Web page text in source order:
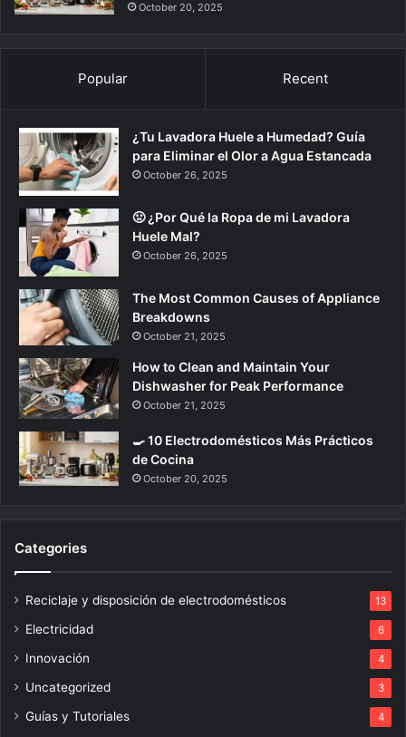
October 20, 2025
Popular Recent
¿Tu Lavadora Huele a Humedad? Guía
para Eliminar el Olor a Agua Estancada
October 26, 2025
🤢 ¿Por Qué la Ropa de mi Lavadora
Huele Mal?
October 26, 2025
The Most Common Causes of Appliance
Breakdowns
October 21, 2025
How to Clean and Maintain Your
Dishwasher for Peak Performance
October 21, 2025
🍳 10 Electrodomésticos Más Prácticos
de Cocina
October 20, 2025
Categories
Reciclaje y disposición de electrodomésticos 13
Electricidad 6
Innovación 4
Uncategorized 3
Guías y Tutoriales 4